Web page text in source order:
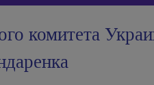
комитета